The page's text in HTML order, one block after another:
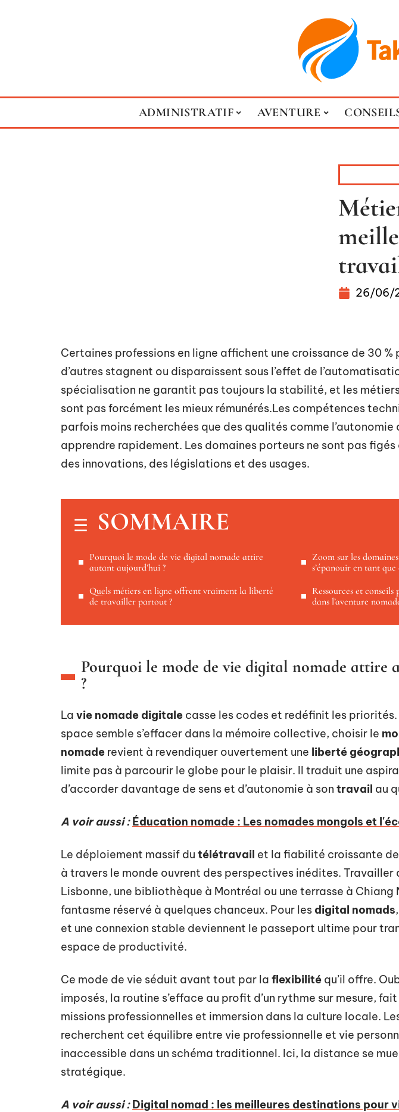
ADMINISTRATIF AVENTURE
26/06/
Certaines professions en ligne affichent une croissance de 30 %
d’autres stagnent ou disparaissent sous l’effet de
spécialisation ne garantit pas toujours la stabilité, et les
sont pas forcément les mieux rémunérés.Les compétences
parfois moins recherchées que des qualités comme
apprendre rapidement. Les domaines porteurs ne sont pas
des innovations, des législations et des usages.
SOMMAIRE
Pourquoi le mode de vie digital nomade attire
autant aujourd’hui ?
Quels métiers en ligne offrent vraiment la liberté
de travailler partout ?
Zoom sur les
s’épanouir en tant
Ressources et
dans l’aventure
Pourquoi le mode de vie digital nomade attire
?
La vie nomade digitale casse les codes et redéfinit les priorités.
space semble s’effacer dans la mémoire collective, choisir le
nomade revient à revendiquer ouvertement une liberté
limite pas à parcourir le globe pour le plaisir. Il traduit une
d’accorder davantage de sens et d’autonomie à son travail au
A voir aussi : Éducation nomade : Les nomades mongols et
Le déploiement massif du télétravail et la fiabilité croissante
à travers le monde ouvrent des perspectives inédites. Travailler
Lisbonne, une bibliothèque à Montréal ou une terrasse à Chiang
fantasme réservé à quelques chanceux. Pour les digital nomads
et une connexion stable deviennent le passeport ultime pour
espace de productivité.
Ce mode de vie séduit avant tout par la flexibilité qu’il offre.
imposés, la routine s’efface au profit d’un rythme sur mesure,
missions professionnelles et immersion dans la culture locale.
recherchent cet équilibre entre vie professionnelle et vie
inaccessible dans un schéma traditionnel. Ici, la distance se
stratégique.
A voir aussi : Digital nomad : les meilleures destinations pour